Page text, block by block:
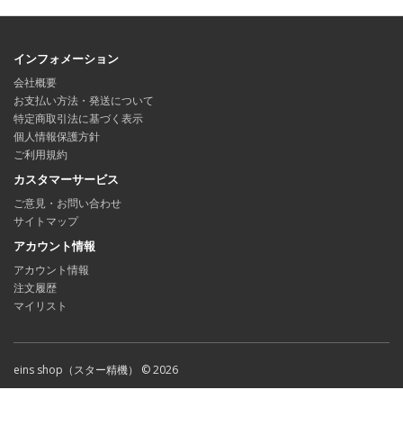
インフォメーション
会社概要
お支払い方法・発送について
特定商取引法に基づく表示
個人情報保護方針
ご利用規約
カスタマーサービス
ご意見・お問い合わせ
サイトマップ
アカウント情報
アカウント情報
注文履歴
マイリスト
eins shop（スター精機） © 2026